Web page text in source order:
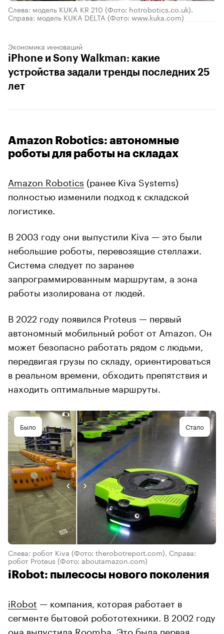
Слева: модель KUKA KR 210 (Фото: hotrobotics.co.uk).
Справа: модель KUKA DELTA (Фото: www.kuka.com)
Экономика инноваций
iPhone и Sony Walkman: какие
устройства задали тренды последних 25
лет
Amazon Robotics: автономные
роботы для работы на складах
Amazon Robotics (ранее Kiva Systems)
полностью изменили подход к складской
логистике.
В 2003 году они выпустили Kiva — это были
небольшие роботы, перевозящие стеллажи.
Система следует по заранее
запрограммированным маршрутам, а зона
работы изолирована от людей.
В 2022 году появился Proteus — первый
автономный мобильный робот от Amazon. Он
может безопасно работать рядом с людьми,
передвигая грузы по складу, ориентироваться
в реальном времени, обходить препятствия и
находить оптимальные маршруты.
Было Стало
Слева: робот Kiva (Фото: therobotreport.com). Справа:
робот Proteus (Фото: aboutamazon.com)
iRobot: пылесосы нового поколения
iRobot — компания, которая работает в
сегменте бытовой робототехники. В 2002 году
она выпустила Roomba. Это была первая